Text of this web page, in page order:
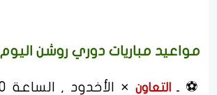
مواعيد مباريات دوري روشن اليوم
⚽ ـالتعاون